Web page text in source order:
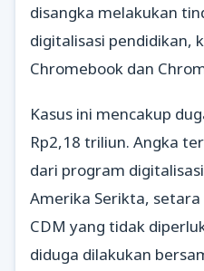
disangka melakukan
digitalisasi pendidikan,
Chromebook dan
Kasus ini mencakup
Rp2,18 triliun. Angka
dari program
Amerika Serikta,
CDM yang tidak
diduga dilakukan